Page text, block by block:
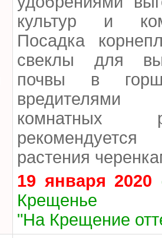
культур и
Посадка
свеклы для
почвы в
комнатных
растения
19 января 2020
Крещенье
"На Крещение